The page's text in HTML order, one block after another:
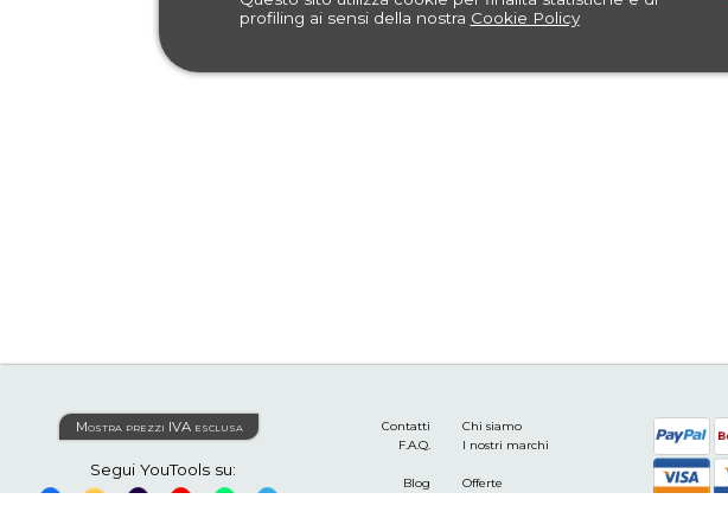
Mostra prezzi IVA esclusa
Segui YouTools su:
Contatti
F.A.Q.
Blog
Chi siamo
I nostri marchi
Offerte
profiling ai sensi della nostra Cookie Policy